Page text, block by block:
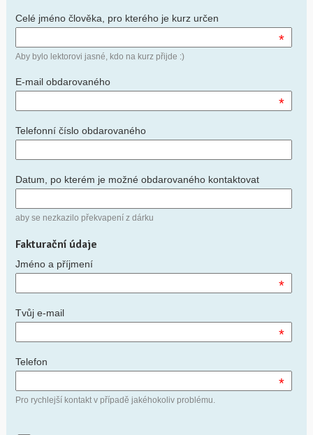
Celé jméno člověka, pro kterého je kurz určen
*
Aby bylo lektorovi jasné, kdo na kurz přijde :)
E-mail obdarovaného
*
Telefonní číslo obdarovaného
Datum, po kterém je možné obdarovaného kontaktovat
aby se nezkazilo překvapení z dárku
Fakturační údaje
Jméno a příjmení
*
Tvůj e-mail
*
Telefon
*
Pro rychlejší kontakt v případě jakéhokoliv problému.